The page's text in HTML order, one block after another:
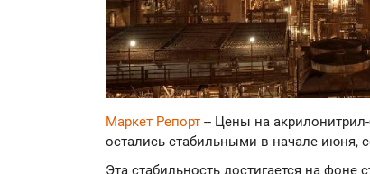
Маркет Репорт -- Цены на
остались стабильными в начале июня,
Эта стабильность достигается на фоне